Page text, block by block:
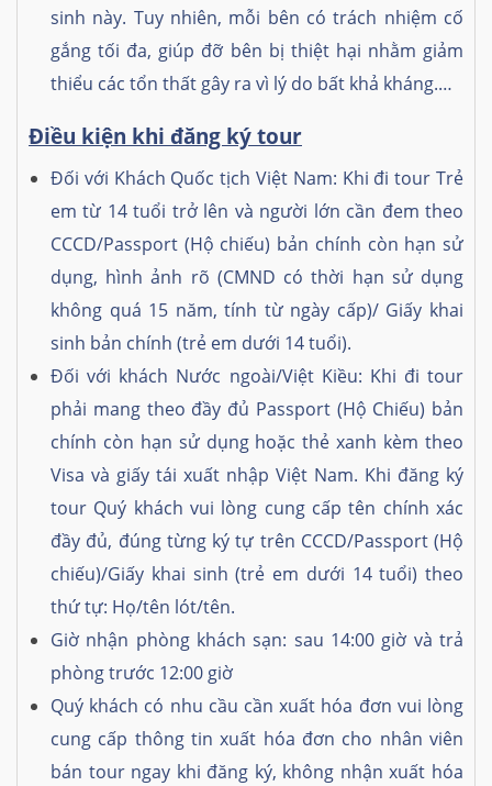
sinh này. Tuy nhiên, mỗi bên có trách nhiệm cố
gắng tối đa, giúp đỡ bên bị thiệt hại nhằm giảm
thiểu các tổn thất gây ra vì lý do bất khả kháng.…
Điều kiện khi đăng ký tour
Đối với Khách Quốc tịch Việt Nam: Khi đi tour Trẻ
em từ 14 tuổi trở lên và người lớn cần đem theo
CCCD/Passport (Hộ chiếu) bản chính còn hạn sử
dụng, hình ảnh rõ (CMND có thời hạn sử dụng
không quá 15 năm, tính từ ngày cấp)/ Giấy khai
sinh bản chính (trẻ em dưới 14 tuổi).
Đối với khách Nước ngoài/Việt Kiều: Khi đi tour
phải mang theo đầy đủ Passport (Hộ Chiếu) bản
chính còn hạn sử dụng hoặc thẻ xanh kèm theo
Visa và giấy tái xuất nhập Việt Nam. Khi đăng ký
tour Quý khách vui lòng cung cấp tên chính xác
đầy đủ, đúng từng ký tự trên CCCD/Passport (Hộ
chiếu)/Giấy khai sinh (trẻ em dưới 14 tuổi) theo
thứ tự: Họ/tên lót/tên.
Giờ nhận phòng khách sạn: sau 14:00 giờ và trả
phòng trước 12:00 giờ
Quý khách có nhu cầu cần xuất hóa đơn vui lòng
cung cấp thông tin xuất hóa đơn cho nhân viên
bán tour ngay khi đăng ký, không nhận xuất hóa